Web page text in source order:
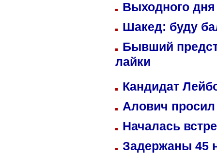
Выходного
Шакед: буду
Бывший
лайки
Кандидат
Алович просил
Началась
Задержаны 45